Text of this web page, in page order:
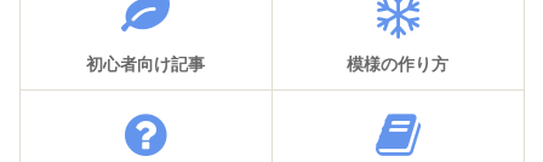
初心者向け記事 模様の作り方